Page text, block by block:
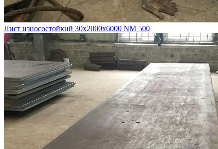
Лист износостойкий 30х2000х6000 NM 500